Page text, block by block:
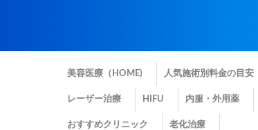
美容医療（HOME) 人気施術別料金の目安
レーザー治療 HIFU 内服・外用薬
おすすめクリニック 老化治療